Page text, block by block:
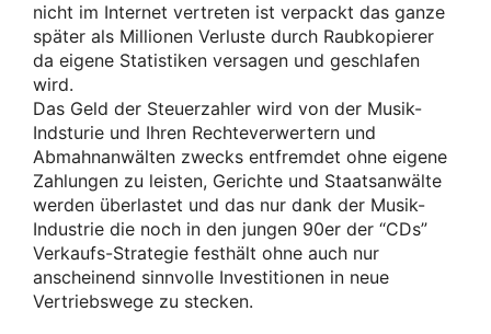
nicht im Internet vertreten ist verpackt das ganze
später als Millionen Verluste durch Raubkopierer
da eigene Statistiken versagen und geschlafen
wird.
Das Geld der Steuerzahler wird von der Musik-
Indsturie und Ihren Rechteverwertern und
Abmahnanwälten zwecks entfremdet ohne eigene
Zahlungen zu leisten, Gerichte und Staatsanwälte
werden überlastet und das nur dank der Musik-
Industrie die noch in den jungen 90er der “CDs”
Verkaufs-Strategie festhält ohne auch nur
anscheinend sinnvolle Investitionen in neue
Vertriebswege zu stecken.